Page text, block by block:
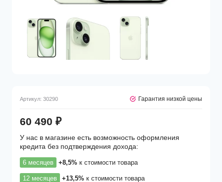
Артикул: 30290 Гарантия низкой цены
60 490 ₽
У нас в магазине есть возможность оформления
кредита без подтверждения дохода:
6 месяцев +8,5% к стоимости товара
12 месяцев +13,5% к стоимости товара